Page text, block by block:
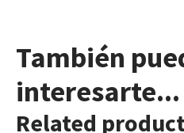
También
interesarte...
Related